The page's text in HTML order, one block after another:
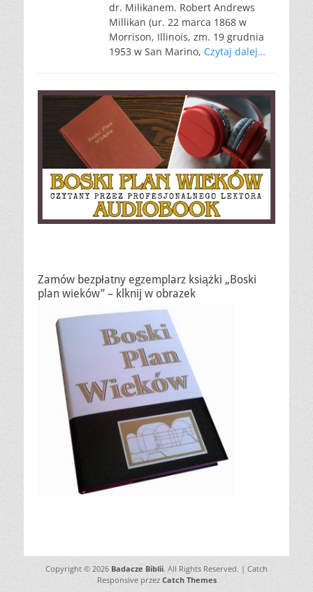
dr. Milikanem. Robert Andrews
Millikan (ur. 22 marca 1868 w
Morrison, Illinois, zm. 19 grudnia
1953 w San Marino, Czytaj dalej…
Zamów bezpłatny egzemplarz książki „Boski
plan wieków” – klknij w obrazek
Copyright © 2026 Badacze Biblii. All Rights Reserved. | Catch
Responsive przez Catch Themes